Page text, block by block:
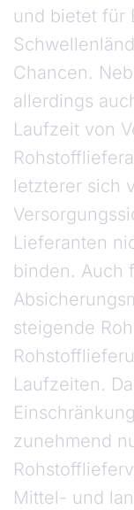
und bietet für
Chancen.
allerdings
Laufzeit von
letzterer sich
Lieferanten
binden. Auch
steigende
Laufzeiten.
zunehmend
Mittel- und